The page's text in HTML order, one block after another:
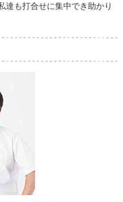
達も打合せに集中でき助かり